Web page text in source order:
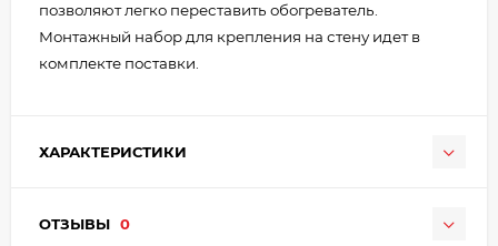
позволяют легко переставить обогреватель.
Монтажный набор для крепления на стену идет в
комплекте поставки.
ХАРАКТЕРИСТИКИ
ОТЗЫВЫ 0